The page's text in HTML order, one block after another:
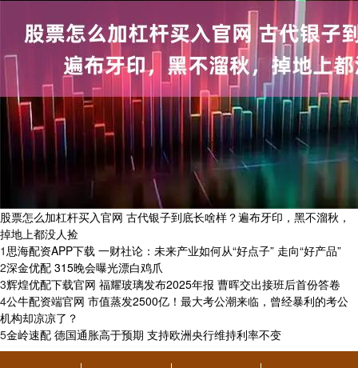
股票怎么加杠杆买入官网 古代银子到底长啥样？遍布牙印，黑不溜秋，
掉地上都没人捡
1​思海配资APP下载 一财社论：未来产业如何从“好点子” 走向“好产品”
2​深金优配 315晚会曝光漂白鸡爪
3​辉煌优配下载官网 福耀玻璃发布2025年报 曹晖交出接班后首份答卷
4​公牛配资端官网 市值蒸发2500亿！最大考公潮来临，曾经暴利的考公
机构却凉凉了？
5​金岭速配 德国通胀高于预期 支持欧洲央行维持利率不变